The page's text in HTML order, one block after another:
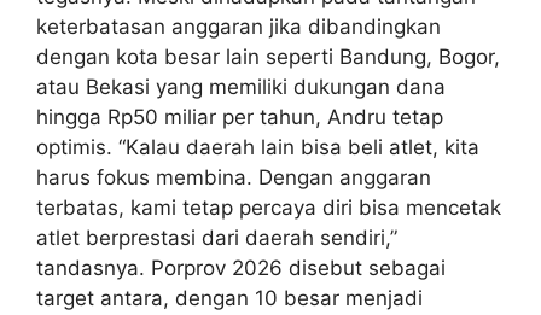
keterbatasan anggaran jika dibandingkan
dengan kota besar lain seperti Bandung, Bogor,
atau Bekasi yang memiliki dukungan dana
hingga Rp50 miliar per tahun, Andru tetap
optimis. “Kalau daerah lain bisa beli atlet, kita
harus fokus membina. Dengan anggaran
terbatas, kami tetap percaya diri bisa mencetak
atlet berprestasi dari daerah sendiri,”
tandasnya. Porprov 2026 disebut sebagai
target antara, dengan 10 besar menjadi